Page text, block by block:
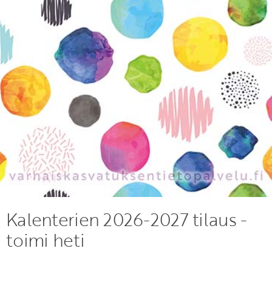
Kalenterien 2026-2027 tilaus -
toimi heti